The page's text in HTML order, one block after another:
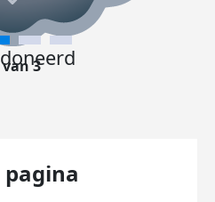
van 3
pagina